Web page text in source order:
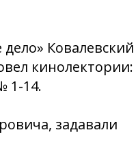
Ковалевский
кинолектории:
1-14.
задавали